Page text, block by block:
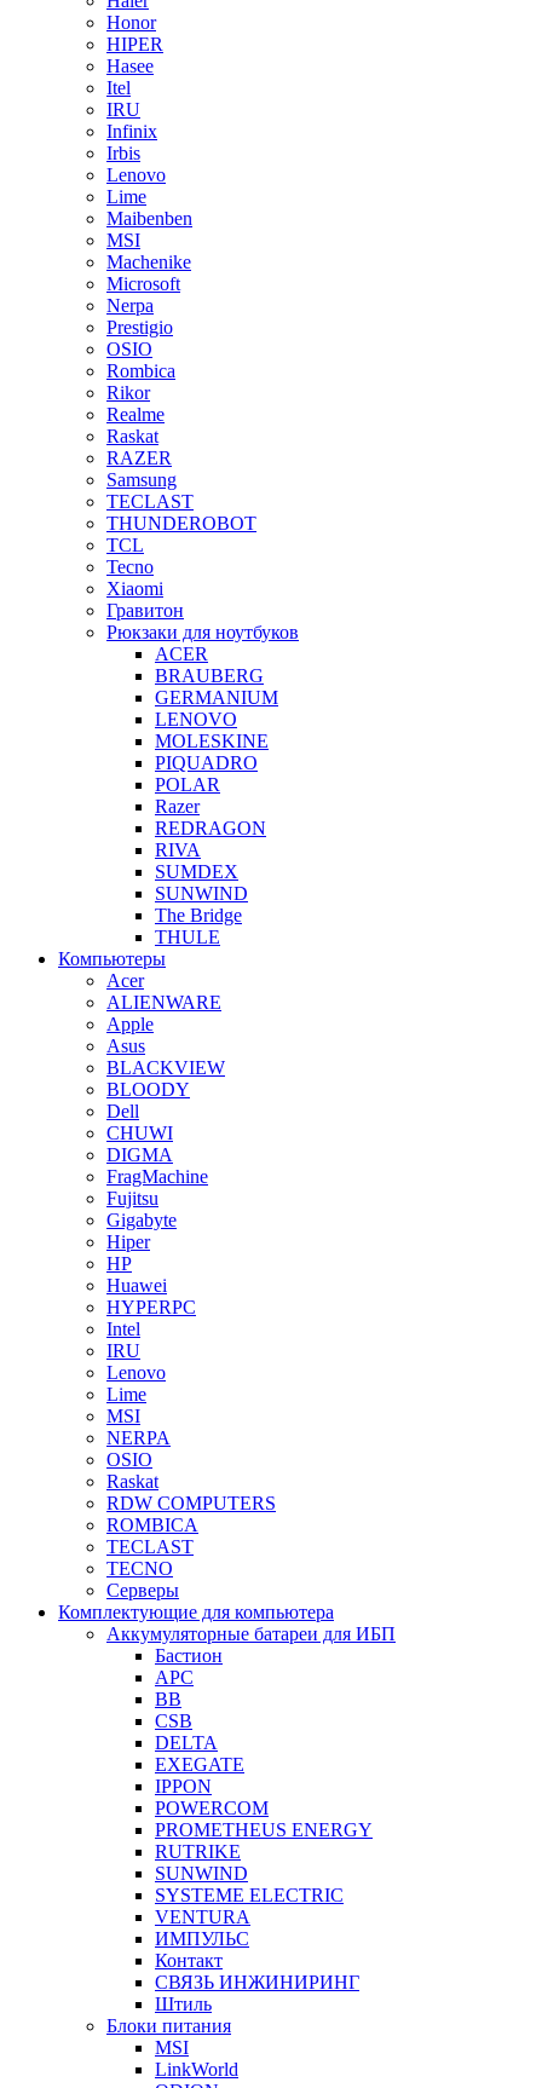
Honor
HIPER
Hasee
Itel
IRU
Infinix
Irbis
Lenovo
Lime
Maibenben
MSI
Machenike
Microsoft
Nerpa
Prestigio
OSIO
Rombica
Rikor
Realme
Raskat
RAZER
Samsung
TECLAST
THUNDEROBOT
TCL
Tecno
Xiaomi
Гравитон
Рюкзаки для ноутбуков
ACER
BRAUBERG
GERMANIUM
LENOVO
MOLESKINE
PIQUADRO
POLAR
Razer
REDRAGON
RIVA
SUMDEX
SUNWIND
The Bridge
THULE
Компьютеры
Acer
ALIENWARE
Apple
Asus
BLACKVIEW
BLOODY
Dell
CHUWI
DIGMA
FragMachine
Fujitsu
Gigabyte
Hiper
HP
Huawei
HYPERPC
Intel
IRU
Lenovo
Lime
MSI
NERPA
OSIO
Raskat
RDW COMPUTERS
ROMBICA
TECLAST
TECNO
Серверы
Комплектующие для компьютера
Аккумуляторные батареи для ИБП
Бастион
APC
BB
CSB
DELTA
EXEGATE
IPPON
POWERCOM
PROMETHEUS ENERGY
RUTRIKE
SUNWIND
SYSTEME ELECTRIC
VENTURA
ИМПУЛЬС
Контакт
СВЯЗЬ ИНЖИНИРИНГ
Штиль
Блоки питания
MSI
LinkWorld